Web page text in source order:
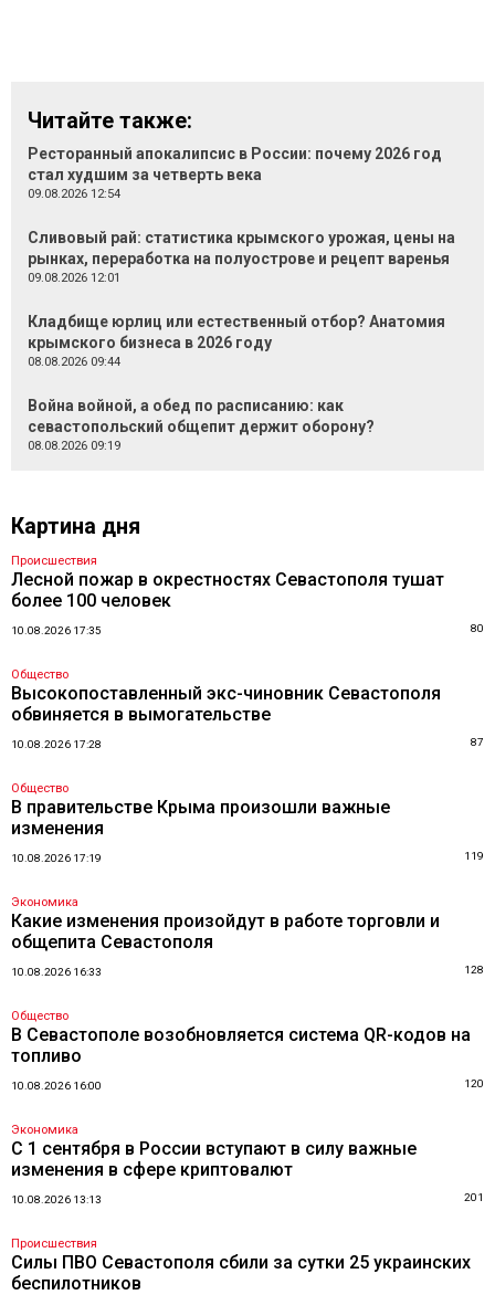
Читайте также:
Ресторанный апокалипсис в России: почему 2026 год
стал худшим за четверть века
09.08.2026 12:54
Сливовый рай: статистика крымского урожая, цены на
рынках, переработка на полуострове и рецепт варенья
09.08.2026 12:01
Кладбище юрлиц или естественный отбор? Анатомия
крымского бизнеса в 2026 году
08.08.2026 09:44
Война войной, а обед по расписанию: как
севастопольский общепит держит оборону?
08.08.2026 09:19
Картина дня
Происшествия
Лесной пожар в окрестностях Севастополя тушат
более 100 человек
10.08.2026 17:35 80
Общество
Высокопоставленный экс-чиновник Севастополя
обвиняется в вымогательстве
10.08.2026 17:28 87
Общество
В правительстве Крыма произошли важные
изменения
10.08.2026 17:19 119
Экономика
Какие изменения произойдут в работе торговли и
общепита Севастополя
10.08.2026 16:33 128
Общество
В Севастополе возобновляется система QR-кодов на
топливо
10.08.2026 16:00 120
Экономика
С 1 сентября в России вступают в силу важные
изменения в сфере криптовалют
10.08.2026 13:13 201
Происшествия
Силы ПВО Севастополя сбили за сутки 25 украинских
беспилотников